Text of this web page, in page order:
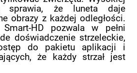
sprawia, że luneta daje
obrazy z każdej odległości.
HD pozwala w pełni
doświadczenie strzeleckie,
do pakietu aplikacji i
że każdy strzał jest